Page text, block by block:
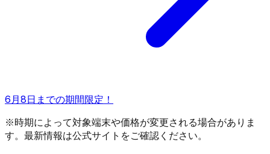
6月8日までの期間限定！
※時期によって対象端末や価格が変更される場合がありま
す。最新情報は公式サイトをご確認ください。